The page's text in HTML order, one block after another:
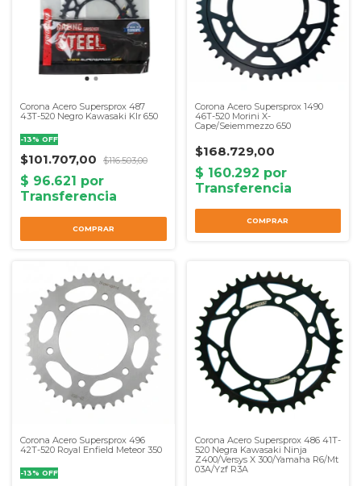
Corona Acero Supersprox 487
43T-520 Negro Kawasaki Klr 650
-13% OFF
$101.707,00 $116.503,00
Corona Acero Supersprox 1490
46T-520 Morini X-
Cape/Seiemmezzo 650
$168.729,00
Corona Acero Supersprox 496
42T-520 Royal Enfield Meteor 350
-13% OFF
Corona Acero Supersprox 486 41T-
520 Negra Kawasaki Ninja
Z400/Versys X 300/Yamaha R6/Mt
03A/Yzf R3A